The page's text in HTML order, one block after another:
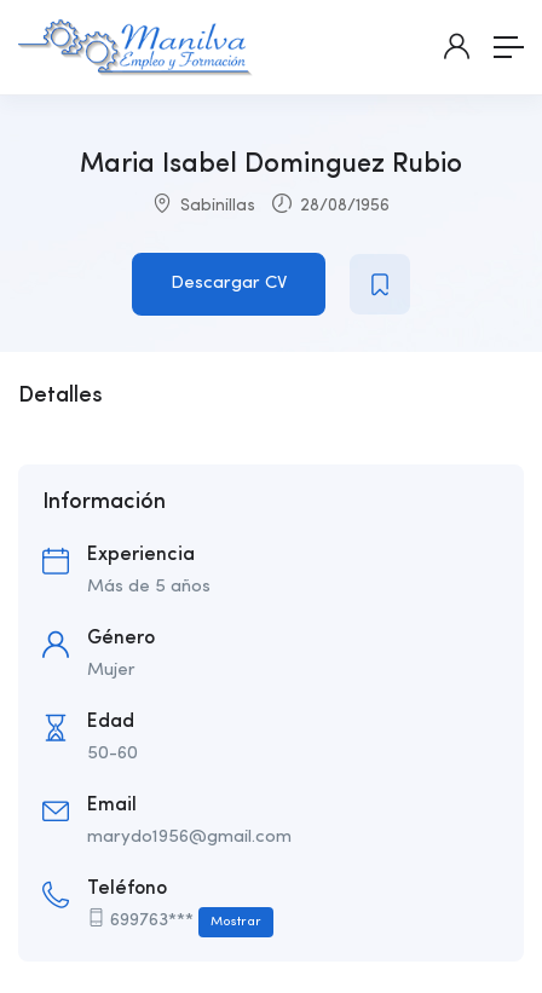
Maria Isabel Dominguez Rubio
Sabinillas 28/08/1956
Descargar CV
Detalles
Información
Experiencia
Más de 5 años
Género
Mujer
Edad
50-60
Email
marydo1956@gmail.com
Teléfono
699763*** Mostrar